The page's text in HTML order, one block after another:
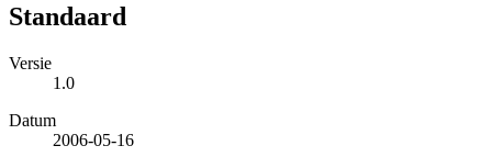
Standaard
Versie
1.0
Datum
2006-05-16